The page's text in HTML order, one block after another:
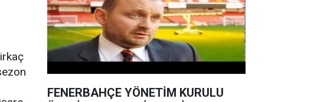
FENERBAHÇE YÖNETİM KURULU